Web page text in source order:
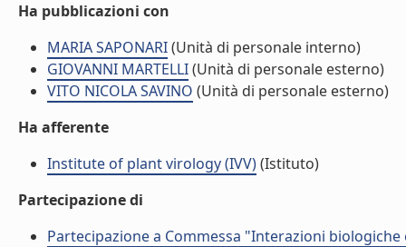
Ha pubblicazioni con
MARIA SAPONARI(Unità di personale interno)
GIOVANNI MARTELLI(Unità di personale esterno)
VITO NICOLA SAVINO (Unità di personale esterno)
Ha afferente
Institute of plant virology (IVV)(Istituto)
Partecipazione di
Partecipazione a Commessa "Interazioni